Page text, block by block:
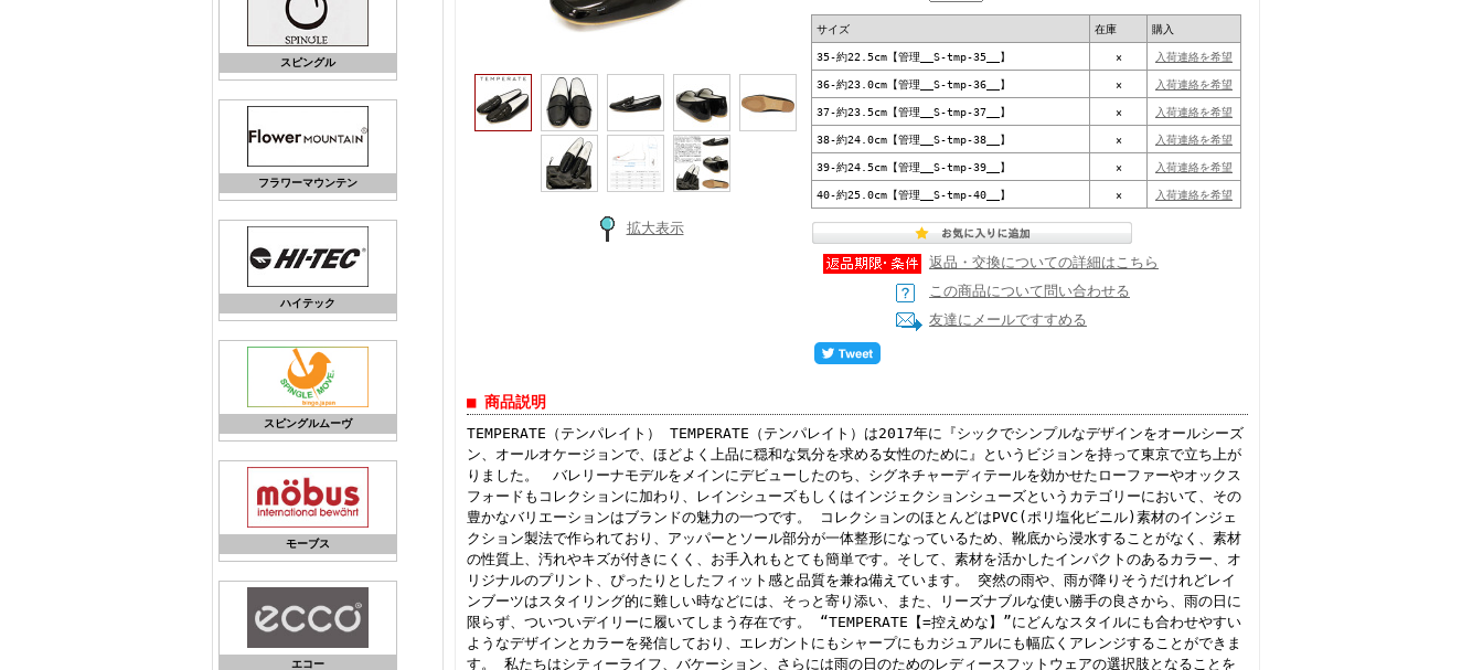
スピングル
フラワーマウンテン
ハイテック
スピングルムーヴ
モーブス
エコー
拡大表示
サイズ 在庫 購入
35-約22.5cm【管理__S-tmp-35__】 × 入荷連絡を希望
36-約23.0cm【管理__S-tmp-36__】 × 入荷連絡を希望
37-約23.5cm【管理__S-tmp-37__】 × 入荷連絡を希望
38-約24.0cm【管理__S-tmp-38__】 × 入荷連絡を希望
39-約24.5cm【管理__S-tmp-39__】 × 入荷連絡を希望
40-約25.0cm【管理__S-tmp-40__】 × 入荷連絡を希望
返品・交換についての詳細はこちら
この商品について問い合わせる
友達にメールですすめる
■ 商品説明
TEMPERATE（テンパレイト） TEMPERATE（テンパレイト）は2017年に『シックでシンプルなデザインをオールシーズ
ン、オールオケージョンで、ほどよく上品に穏和な気分を求める女性のために』というビジョンを持って東京で立ち上が
りました。 バレリーナモデルをメインにデビューしたのち、シグネチャーディテールを効かせたローファーやオックス
フォードもコレクションに加わり、レインシューズもしくはインジェクションシューズというカテゴリーにおいて、その
豊かなバリエーションはブランドの魅力の一つです。 コレクションのほとんどはPVC(ポリ塩化ビニル)素材のインジェ
クション製法で作られており、アッパーとソール部分が一体整形になっているため、靴底から浸水することがなく、素材
の性質上、汚れやキズが付きにくく、お手入れもとても簡単です。そして、素材を活かしたインパクトのあるカラー、オ
リジナルのプリント、ぴったりとしたフィット感と品質を兼ね備えています。 突然の雨や、雨が降りそうだけれどレイ
ンブーツはスタイリング的に難しい時などには、そっと寄り添い、また、リーズナブルな使い勝手の良さから、雨の日に
限らず、ついついデイリーに履いてしまう存在です。 “TEMPERATE【=控えめな】”にどんなスタイルにも合わせやすい
ようなデザインとカラーを発信しており、エレガントにもシャープにもカジュアルにも幅広くアレンジすることができま
す。 私たちはシティーライフ、バケーション、さらには雨の日のためのレディースフットウェアの選択肢となることを